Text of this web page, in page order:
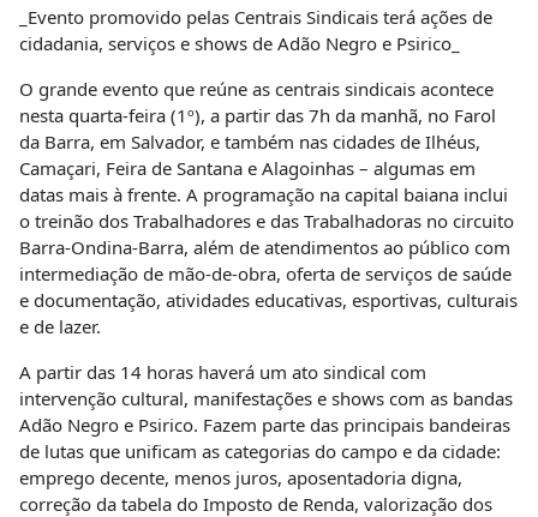
_Evento promovido pelas Centrais Sindicais terá ações de
cidadania, serviços e shows de Adão Negro e Psirico_
O grande evento que reúne as centrais sindicais acontece
nesta quarta-feira (1º), a partir das 7h da manhã, no Farol
da Barra, em Salvador, e também nas cidades de Ilhéus,
Camaçari, Feira de Santana e Alagoinhas – algumas em
datas mais à frente. A programação na capital baiana inclui
o treinão dos Trabalhadores e das Trabalhadoras no circuito
Barra-Ondina-Barra, além de atendimentos ao público com
intermediação de mão-de-obra, oferta de serviços de saúde
e documentação, atividades educativas, esportivas, culturais
e de lazer.
A partir das 14 horas haverá um ato sindical com
intervenção cultural, manifestações e shows com as bandas
Adão Negro e Psirico. Fazem parte das principais bandeiras
de lutas que unificam as categorias do campo e da cidade:
emprego decente, menos juros, aposentadoria digna,
correção da tabela do Imposto de Renda, valorização dos